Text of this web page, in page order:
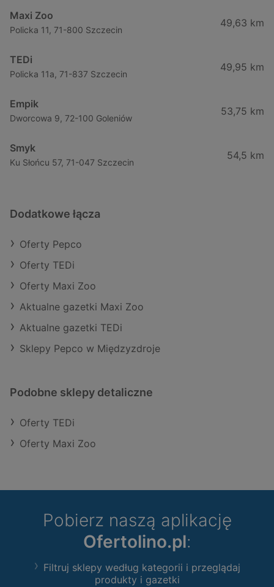
Maxi Zoo
Policka 11, 71-800 Szczecin
49,63 km
TEDi
Policka 11a, 71-837 Szczecin
49,95 km
Empik
Dworcowa 9, 72-100 Goleniów
53,75 km
Smyk
Ku Słońcu 57, 71-047 Szczecin
54,5 km
Dodatkowe łącza
Oferty Pepco
Oferty TEDi
Oferty Maxi Zoo
Aktualne gazetki Maxi Zoo
Aktualne gazetki TEDi
Sklepy Pepco w Międzyzdroje
Podobne sklepy detaliczne
Oferty TEDi
Oferty Maxi Zoo
Pobierz naszą aplikację
Ofertolino.pl:
Filtruj sklepy według kategorii i przeglądaj
produkty i gazetki